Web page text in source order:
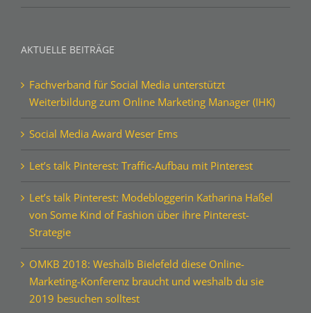
AKTUELLE BEITRÄGE
Fachverband für Social Media unterstützt
Weiterbildung zum Online Marketing Manager (IHK)
Social Media Award Weser Ems
Let’s talk Pinterest: Traffic-Aufbau mit Pinterest
Let’s talk Pinterest: Modebloggerin Katharina Haßel
von Some Kind of Fashion über ihre Pinterest-
Strategie
OMKB 2018: Weshalb Bielefeld diese Online-
Marketing-Konferenz braucht und weshalb du sie
2019 besuchen solltest